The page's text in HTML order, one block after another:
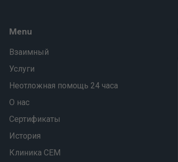
Menu
Взаимный
Услуги
Неотложная помощь 24 часа
О нас
Сертификаты
История
Клиника СЕМ